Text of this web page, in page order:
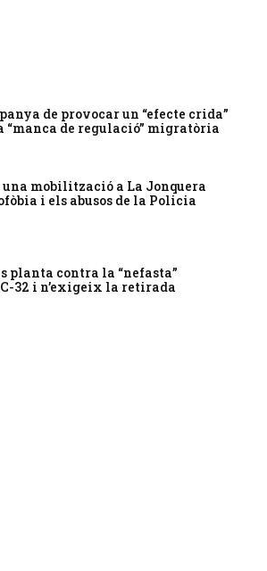
de provocar un “efecte crida”
“manca de regulació” migratòria
una mobilització a La Jonquera
i els abusos de la Policia
planta contra la “nefasta”
32 i n’exigeix la retirada